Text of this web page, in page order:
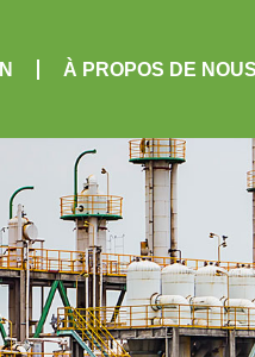
À PROPOS DE NOUS